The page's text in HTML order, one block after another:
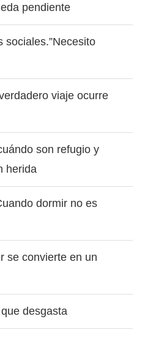
pendiente
sociales.”Necesito
viaje ocurre
son refugio y
herida
dormir no es
se convierte en un
desgasta